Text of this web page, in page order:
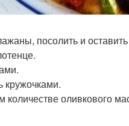
посолить и
кружочками.
оливкового